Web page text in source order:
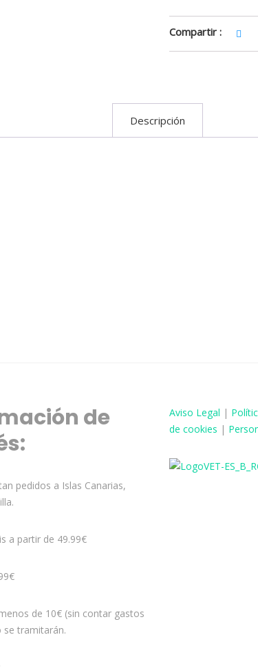
Compartir :
Descripción
de
pedidos a Islas Canarias,
a partir de 49.99€
de 10€ (sin contar gastos
se tramitarán.
Aviso Legal |
de cookies |